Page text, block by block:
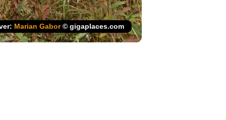
Marian Gabor© gigaplaces.com